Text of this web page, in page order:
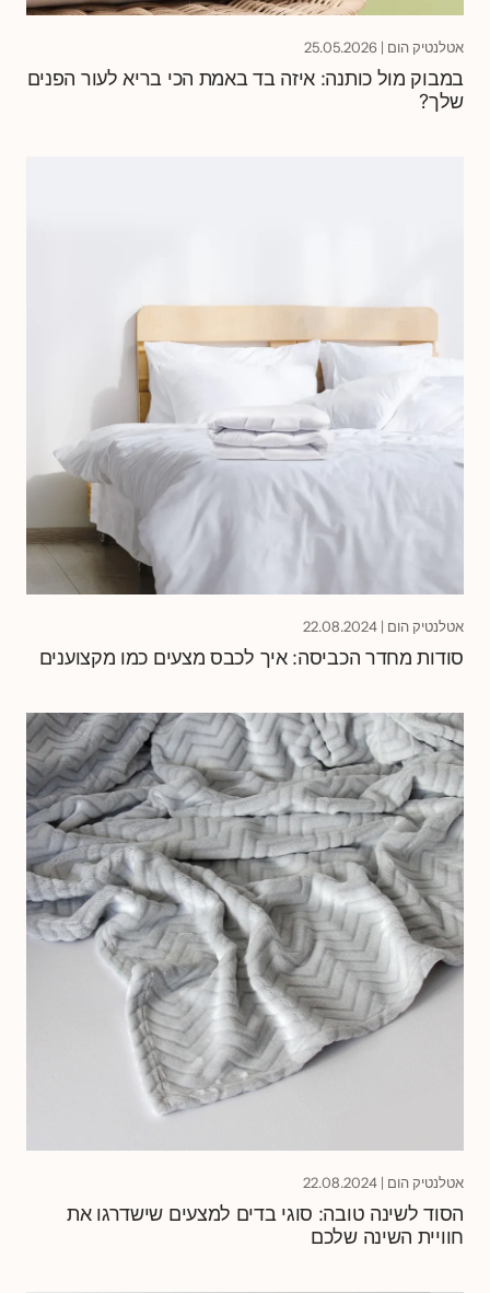
אטלנטיק הום |
25.05.2026
במבוק מול כותנה: איזה בד באמת הכי בריא לעור הפנים
שלך?
אטלנטיק הום |
22.08.2024
סודות מחדר הכביסה: איך לכבס מצעים כמו מקצוענים
אטלנטיק הום |
22.08.2024
הסוד לשינה טובה: סוגי בדים למצעים שישדרגו את
חוויית השינה שלכם